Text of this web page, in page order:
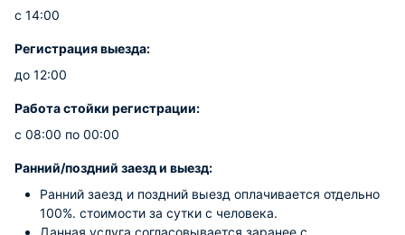
с 14:00
Регистрация выезда:
до 12:00
Работа стойки регистрации:
с 08:00 по 00:00
Ранний/поздний заезд и выезд:
Ранний заезд и поздний выезд оплачивается отдельно
100%. стоимости за сутки с человека.
Данная услуга согласовывается заранее с